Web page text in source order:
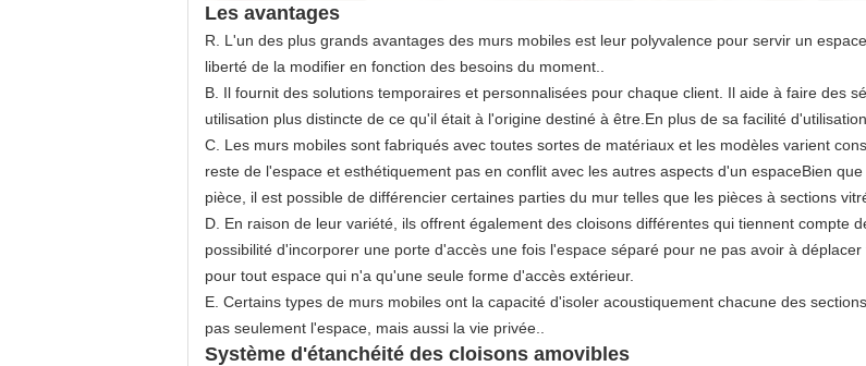
Les avantages
R. L'un des plus grands avantages des murs mobiles est leur polyvalence pour servir un
liberté de la modifier en fonction des besoins du moment..
B. Il fournit des solutions temporaires et personnalisées pour chaque client. Il aide à faire des
utilisation plus distincte de ce qu'il était à l'origine destiné à être.En plus de sa facilité
C. Les murs mobiles sont fabriqués avec toutes sortes de matériaux et les modèles varient
reste de l'espace et esthétiquement pas en conflit avec les autres aspects d'un espaceBien
pièce, il est possible de différencier certaines parties du mur telles que les pièces à sections
D. En raison de leur variété, ils offrent également des cloisons différentes qui tiennent compte
possibilité d'incorporer une porte d'accès une fois l'espace séparé pour ne pas avoir à
pour tout espace qui n'a qu'une seule forme d'accès extérieur.
E. Certains types de murs mobiles ont la capacité d'isoler acoustiquement chacune des
pas seulement l'espace, mais aussi la vie privée..
Système d'étanchéité des cloisons amovibles